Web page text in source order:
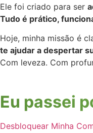
Ele foi criado para ser
Tudo é prático,
Hoje, minha missão é
te ajudar a despertar
Com leveza. Com
Eu passei
Desbloquear Minha